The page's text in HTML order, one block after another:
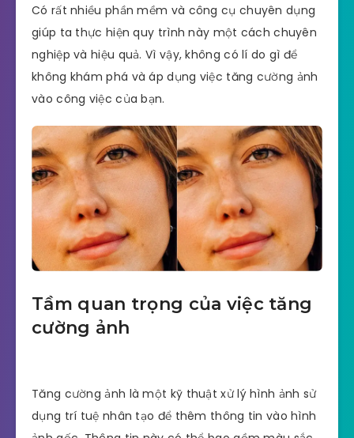
Có rất nhiều phần mềm và công cụ chuyên dụng
giúp ta thực hiện quy trình này một cách chuyên
nghiệp và hiệu quả. Vì vậy, không có lí do gì để
không khám phá và áp dụng việc tăng cường ảnh
vào công việc của bạn.
Tầm quan trọng của việc tăng
cường ảnh
Tăng cường ảnh là một kỹ thuật xử lý hình ảnh sử
dụng trí tuệ nhân tạo để thêm thông tin vào hình